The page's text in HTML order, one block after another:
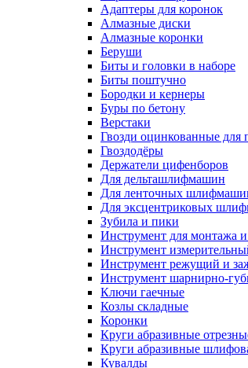
Адаптеры для коронок
Алмазные диски
Алмазные коронки
Беруши
Биты и головки в наборе
Биты поштучно
Бородки и кернеры
Буры по бетону
Верстаки
Гвозди оцинкованные для
Гвоздодёры
Держатели цифенборов
Для дельташлифмашин
Для ленточных
Для эксцентриковых
Зубила и пики
Инструмент для монтажа
Инструмент
Инструмент режущий и
Инструмент шарнирно-
Ключи гаечные
Козлы складные
Коронки
Круги абразивные
Круги абразивные
Кувалды